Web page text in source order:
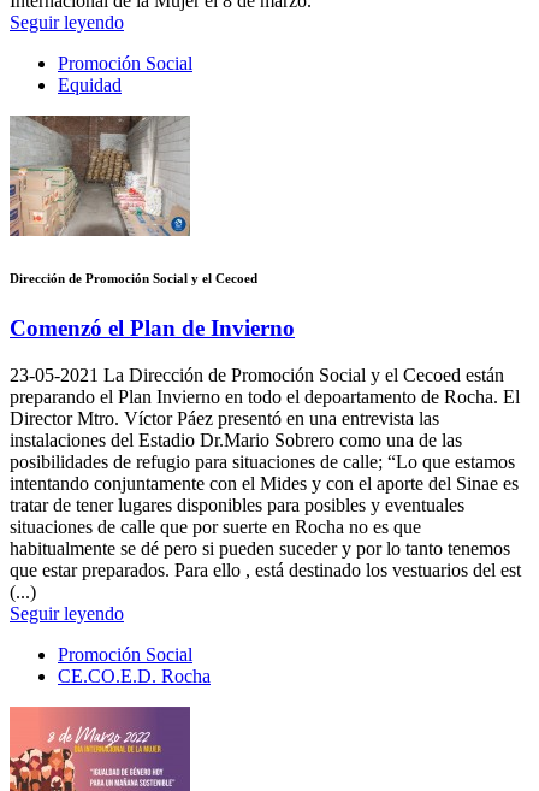
Seguir leyendo
Promoción Social
Equidad
Dirección de Promoción Social y el Cecoed
Comenzó el Plan de Invierno
23-05-2021 La Dirección de Promoción Social y el Cecoed están
preparando el Plan Invierno en todo el depoartamento de Rocha. El
Director Mtro. Víctor Páez presentó en una entrevista las
instalaciones del Estadio Dr.Mario Sobrero como una de las
posibilidades de refugio para situaciones de calle; “Lo que estamos
intentando conjuntamente con el Mides y con el aporte del Sinae es
tratar de tener lugares disponibles para posibles y eventuales
situaciones de calle que por suerte en Rocha no es que
habitualmente se dé pero si pueden suceder y por lo tanto tenemos
que estar preparados. Para ello , está destinado los vestuarios del est
(...)
Seguir leyendo
Promoción Social
CE.CO.E.D. Rocha